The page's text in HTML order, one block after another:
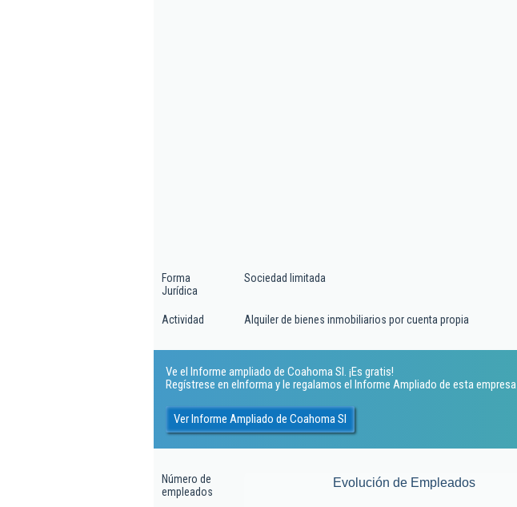
Forma
Jurídica
Sociedad limitada
Actividad Alquiler de bienes inmobiliarios por cuenta propia
Ve el Informe ampliado de Coahoma Sl. ¡Es gratis!
Regístrese en eInforma y le regalamos el Informe Ampliado de esta empresa
Ver Informe Ampliado de Coahoma Sl
Número de
empleados
Evolución de Empleados